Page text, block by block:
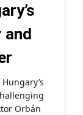
and
Orbán